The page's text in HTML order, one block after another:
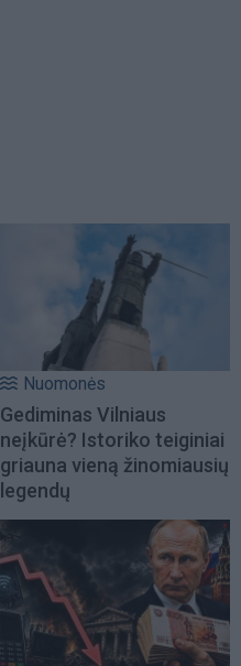
Nuomonės
Gediminas Vilniaus
neįkūrė? Istoriko teiginiai
griauna vieną žinomiausių
legendų